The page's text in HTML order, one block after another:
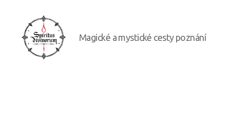
Magické a mystické cesty poznání